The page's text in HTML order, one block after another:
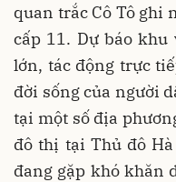
quan trắc Cô Tô ghi
cấp 11. Dự báo
lớn, tác động trực
đời sống của người
tại một số địa
đô thị tại Thủ đô
đang gặp khó khăn